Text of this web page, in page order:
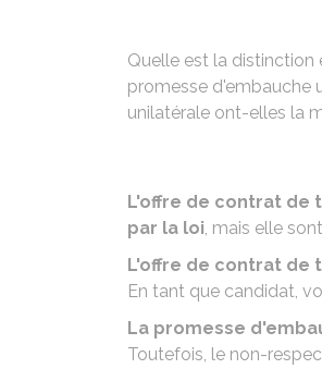
Quelle est la distinction
promesse d'embauche
unilatérale ont-elles la
L'offre de contrat de
par la loi, mais elle
L'offre de contrat de
En tant que candidat,
La promesse
Toutefois, le non-